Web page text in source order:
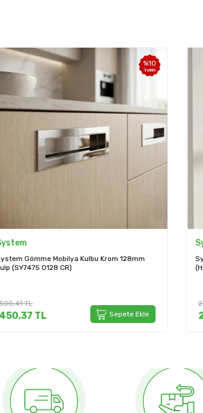
%
Kulbu Krom 128mm
Sepete Ekle
System Belinda Kapı
2.620,33
2.358,30